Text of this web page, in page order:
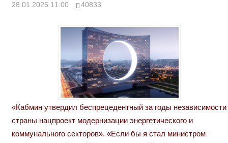
28.01.2025 11:00 40833
«Кабмин утвердил беспрецедентный за годы независимости
страны нацпроект модернизации энергетического и
коммунального секторов». «Если бы я стал министром